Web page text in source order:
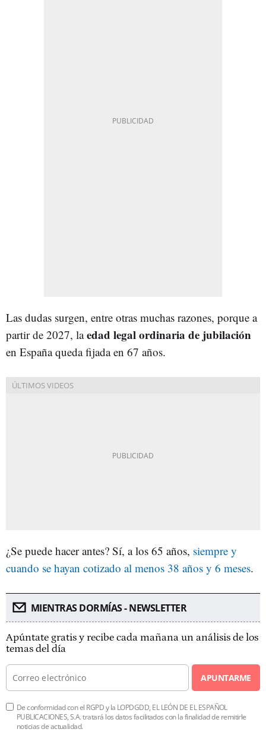
Las dudas surgen, entre otras muchas razones, porque a
partir de 2027, laedad legal ordinaria de jubilación
en España queda fijada en 67 años.
¿Se puede hacer antes? Sí, a los 65 años, siempre y
cuando se hayan cotizado al menos 38 años y 6 meses.
MIENTRAS DORMÍAS - NEWSLETTER
Apúntate gratis y recibe cada mañana un análisis de los
temas del día
APUNTARME
De conformidad con el RGPD y la LOPDGDD, EL LEÓN DE EL ESPAÑOL
PUBLICACIONES, S.A. tratará los datos facilitados con la finalidad de remitirle
noticias de actualidad.